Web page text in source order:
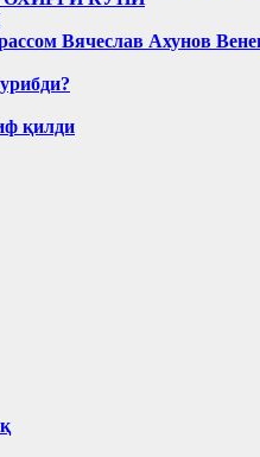
Вячеслав Ахунов
қилди